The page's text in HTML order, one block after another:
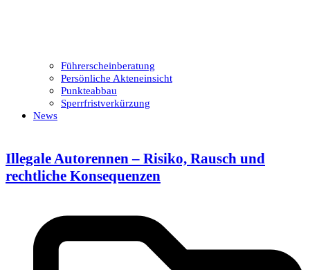
Führerscheinberatung
Persönliche Akteneinsicht
Punkteabbau
Sperrfristverkürzung
News
Illegale Autorennen – Risiko, Rausch und
rechtliche Konsequenzen